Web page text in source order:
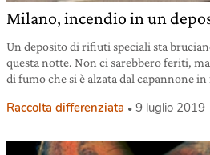
Milano, incendio in un
Un deposito di rifiuti speciali sta
questa notte. Non ci sarebbero feriti,
di fumo che si è alzata dal capannone
Raccolta differenziata 9 luglio 2019